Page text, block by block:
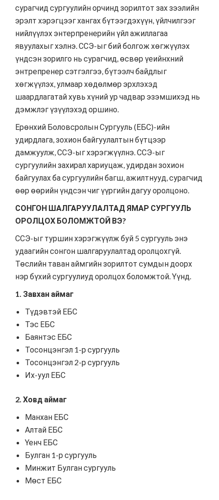
сурагчид сургуулийн орчинд зорилтот зах зээлийн
эрэлт хэрэгцээг хангах бүтээгдэхүүн, үйлчилгээг
нийлүүлэх энтерпренерийн үйл ажиллагаа
явуулахыг хэлнэ. ССЭ-ыг бий болгож хөгжүүлэх
үндсэн зорилго нь сурагчид, өсвөр үеийнхний
энтрепренер сэтгэлгээ, бүтээлч байдлыг
хөгжүүлэх, улмаар хөдөлмөр эрхлэхэд
шаардлагатай хувь хүний ур чадвар эзэмшихэд нь
дэмжлэг үзүүлэхэд оршино.
Ерөнхий Боловсролын Сургууль (ЕБС)-ийн
удирдлага, зохион байгуулалтын бүтцээр
дамжуулж, ССЭ-ыг хэрэгжүүлнэ. ССЭ-ыг
сургуулийн захирал хариуцаж, удирдан зохион
байгуулах ба сургуулийн багш, ажилтнууд, сурагчид
өөр өөрийн үндсэн чиг үүргийн дагуу оролцоно.
СОНГОН ШАЛГАРУУЛАЛТАД ЯМАР СУРГУУЛЬ
ОРОЛЦОХ БОЛОМЖТОЙ ВЭ?
ССЭ-ыг туршин хэрэгжүүлж буй 5 сургууль энэ
удаагийн сонгон шалгаруулалтад оролцохгүй.
Төслийн таван аймгийн зорилтот сумдын доорх
нэр бүхий сургуулиуд оролцох боломжтой. Үүнд.
1. Завхан аймаг
Түдэвтэй ЕБС
Тэс ЕБС
Баянтэс ЕБС
Тосонцэнгэл 1-р сургууль
Тосонцэнгэл 2-р сургууль
Их-уул ЕБС
2. Ховд аймаг
Манхан ЕБС
Алтай ЕБС
Үенч ЕБС
Булган 1-р сургууль
Минжит Булган сургууль
Мөст ЕБС